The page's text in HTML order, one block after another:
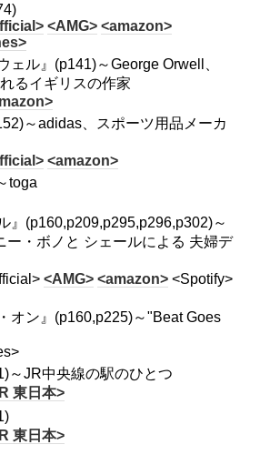
<AMG> <amazon>
ェル』(p141)～George Orwell、
るイギリスの作家
～adidas、スポーツ用品メーカ
<amazon>
toga
』(p160,p209,p295,p296,p302)～
ー・ボノと シェールによる 夫婦デ
<AMG> <amazon> <Spotify>
オン』(p160,p225)～"Beat Goes
～JR中央線の駅のひとつ
東日本>
東日本>